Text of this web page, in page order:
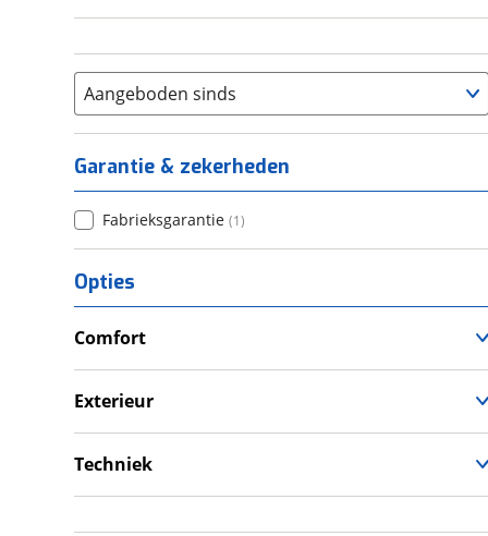
Aangeboden sinds
Garantie & zekerheden
Fabrieksgarantie (1)
Opties
Comfort
Verwarmde leefruimte
Exterieur
Luifel
Techniek